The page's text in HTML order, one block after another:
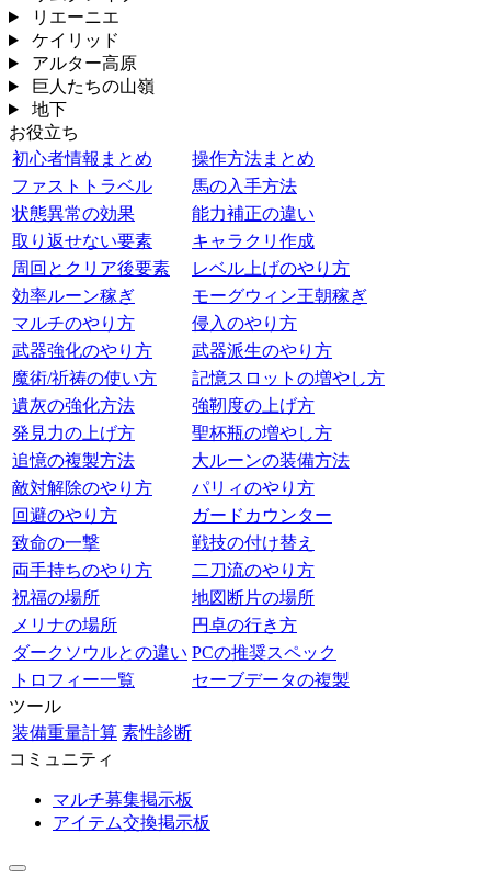
リエーニエ
ケイリッド
アルター高原
巨人たちの山嶺
地下
お役立ち
初心者情報まとめ
操作方法まとめ
ファストトラベル
馬の入手方法
状態異常の効果
能力補正の違い
取り返せない要素
キャラクリ作成
周回とクリア後要素
レベル上げのやり方
効率ルーン稼ぎ
モーグウィン王朝稼ぎ
マルチのやり方
侵入のやり方
武器強化のやり方
武器派生のやり方
魔術/祈祷の使い方
記憶スロットの増やし方
遺灰の強化方法
強靭度の上げ方
発見力の上げ方
聖杯瓶の増やし方
追憶の複製方法
大ルーンの装備方法
敵対解除のやり方
パリィのやり方
回避のやり方
ガードカウンター
致命の一撃
戦技の付け替え
両手持ちのやり方
二刀流のやり方
祝福の場所
地図断片の場所
メリナの場所
円卓の行き方
ダークソウルとの違い PCの推奨スペック
トロフィー一覧
セーブデータの複製
ツール
装備重量計算 素性診断
コミュニティ
マルチ募集掲示板
アイテム交換掲示板